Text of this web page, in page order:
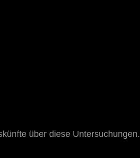
über diese Untersuchungen.